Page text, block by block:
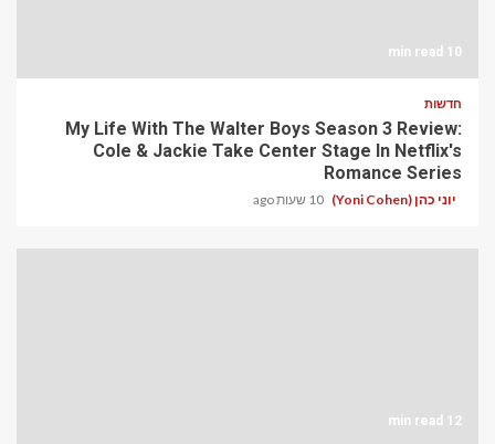
10 min read
חדשות
My Life With The Walter Boys Season 3 Review:
Cole & Jackie Take Center Stage In Netflix's
Romance Series
יוני כהן (Yoni Cohen) 10 שעות ago
12 min read